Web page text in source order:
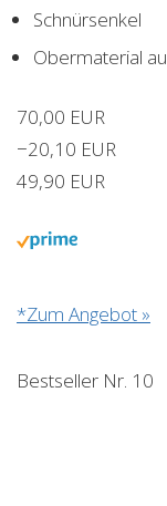
Schnürsenkel
Obermaterial
70,00 EUR
−20,10 EUR
49,90 EUR
*Zum Angebot »
Bestseller Nr. 10